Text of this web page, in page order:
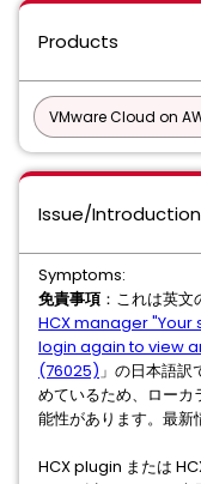
Products
VMware Cloud on
Issue/Introduction
Symptoms:
免責事項 ：これは英文
HCX manager
login again to view
(76025)」の日本語訳
めているため、ロー
能性があります。最新
HCX plugin または